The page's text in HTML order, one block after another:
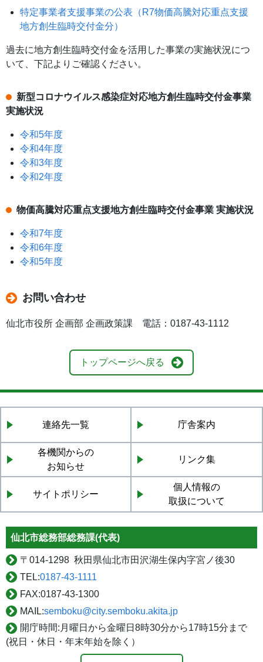
特定事業者支援事業の公表（R7物価高騰対応重点支援
地方創生臨時交付金分）
過去に地方創生臨時交付金を活用した事業の実施状況につ
いて、下記よりご確認ください。
新型コロナウイルス感染症対応地方創生臨時交付金事業
実施状況
令和5年度
令和4年度
令和3年度
令和2年度
物価高騰対応重点支援地方創生臨時交付金事業 実施状況
令和7年度
令和6年度
令和5年度
お問い合わせ
仙北市役所 企画部 企画政策課 電話：0187-43-1112
トップページへ戻る
連絡先一覧 庁舎案内
各機関からの
お知らせ
リンク集
サイトポリシー
個人情報の
取扱について
仙北市総務部総務課(代表)
〒 014-1298 秋田県仙北市田沢湖生保内字宮ノ後30
TEL:0187-43-1111
FAX:0187-43-1300
MAIL:semboku@city.semboku.akita.jp
開庁時間: 月曜日から金曜日8時30分から17時15分まで
(祝日・休日・年末年始を除く）